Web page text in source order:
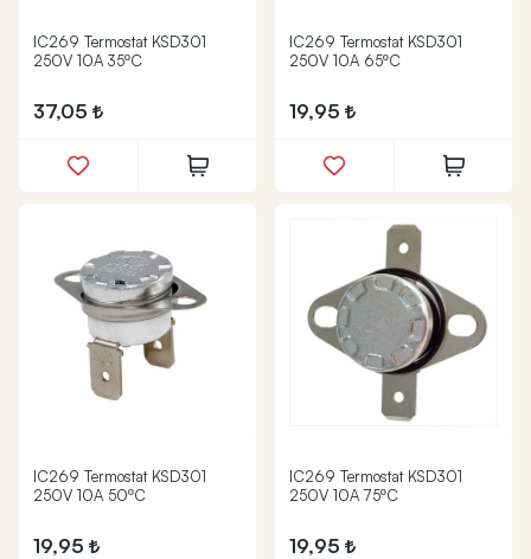
IC269 Termostat KSD301
250V 10A 35ºC
37,05
IC269 Termostat KSD301
250V 10A 65ºC
19,95
IC269 Termostat KSD301
250V 10A 50ºC
19,95
IC269 Termostat KSD301
250V 10A 75ºC
19,95